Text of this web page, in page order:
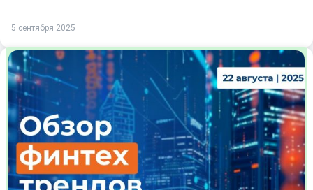
5 сентября 2025